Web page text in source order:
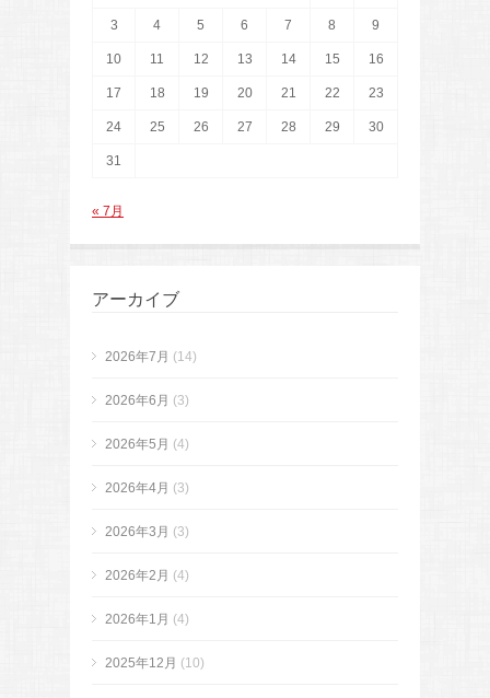
3 4 5 6 7 8 9
10 11 12 13 14 15 16
17 18 19 20 21 22 23
24 25 26 27 28 29 30
31
« 7月
アーカイブ
2026年7月 (14)
2026年6月 (3)
2026年5月 (4)
2026年4月 (3)
2026年3月 (3)
2026年2月 (4)
2026年1月 (4)
2025年12月 (10)